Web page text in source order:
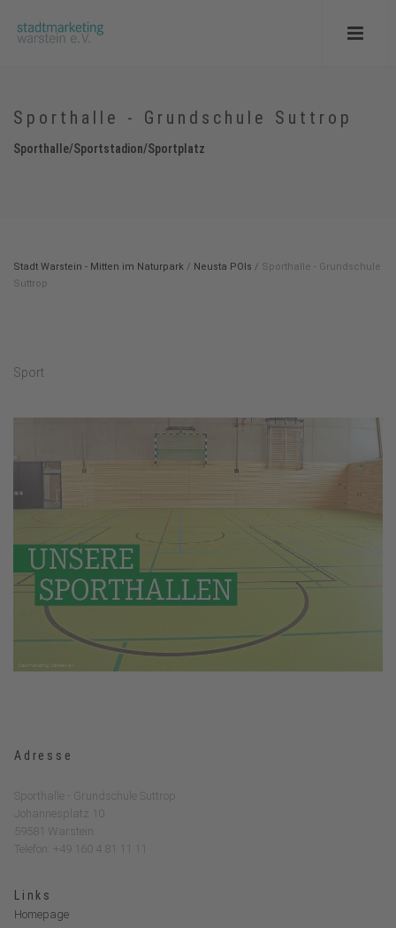
Sporthalle - Grundschule Suttrop
Sporthalle/Sportstadion/Sportplatz
Stadt Warstein - Mitten im Naturpark / Neusta POIs / Sporthalle - Grundschule
Suttrop
Sport
Adresse
Sporthalle - Grundschule Suttrop
Johannesplatz 10
59581 Warstein
Telefon: +49 160 4 81 11 11
Links
Homepage